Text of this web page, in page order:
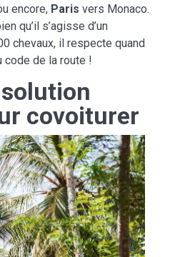
encore, Paris vers Monaco.
qu’il s’agisse d’un
chevaux, il respecte quand
code de la route !
covoiturer